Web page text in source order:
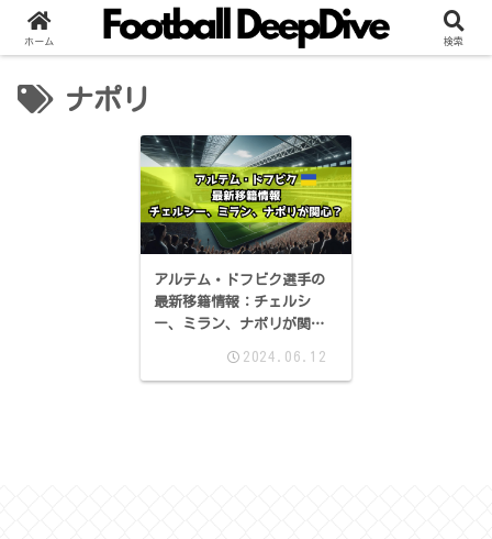
ナポリ
アルテム・ドフビク選手の
最新移籍情報：チェルシ
ー、ミラン、ナポリが関心
2024.06.12
ホーム 検索